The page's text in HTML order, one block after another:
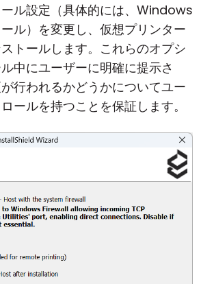
ル設定（具体的には、Windows
ル）を変更し、仮想プリンター
トールします。これらのオプシ
中にユーザーに明確に提示さ
行われるかどうかについてユー
ールを持つことを保証します。